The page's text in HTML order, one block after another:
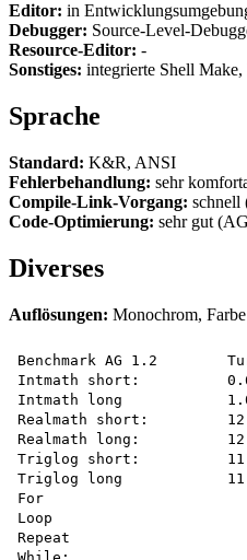
Editor: in
Debugger: Source-Level-
Resource-Editor: -
Sonstiges: integrierte Shell
Sprache
Standard: K&R, ANSI
Fehlerbehandlung: sehr
Compile-Link-Vorgang: schnell
Code-Optimierung: sehr gut
Diverses
Auflösungen: Monochrom,
Benchmark AG 1.2	Turbo-C 2.0	Laser-C
Intmath short:		0.600	0.845
Intmath long		1.075	2.680
Realmath short:		12.410	20.995
Realmath long:		12 045	14 490
Triglog short:		11.285	13.905
Triglog long		11.165	13 495
For					0.565	0 820
Loop				0.565	0.970
Repeat				0.565	0.815